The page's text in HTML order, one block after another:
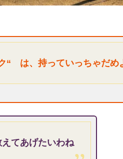
“ は、持っていっちゃだめ
てあげたいわね